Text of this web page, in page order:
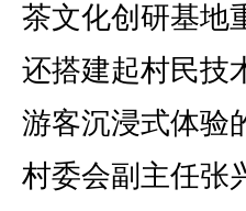
茶文化创研基地
还搭建起村民技
游客沉浸式体验
村委会副主任张